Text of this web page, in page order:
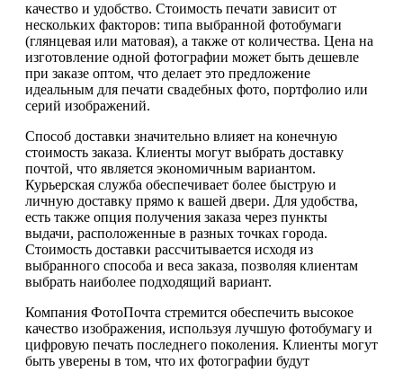
качество и удобство. Стоимость печати зависит от
нескольких факторов: типа выбранной фотобумаги
(глянцевая или матовая), а также от количества. Цена на
изготовление одной фотографии может быть дешевле
при заказе оптом, что делает это предложение
идеальным для печати свадебных фото, портфолио или
серий изображений.
Способ доставки значительно влияет на конечную
стоимость заказа. Клиенты могут выбрать доставку
почтой, что является экономичным вариантом.
Курьерская служба обеспечивает более быструю и
личную доставку прямо к вашей двери. Для удобства,
есть также опция получения заказа через пункты
выдачи, расположенные в разных точках города.
Стоимость доставки рассчитывается исходя из
выбранного способа и веса заказа, позволяя клиентам
выбрать наиболее подходящий вариант.
Компания ФотоПочта стремится обеспечить высокое
качество изображения, используя лучшую фотобумагу и
цифровую печать последнего поколения. Клиенты могут
быть уверены в том, что их фотографии будут